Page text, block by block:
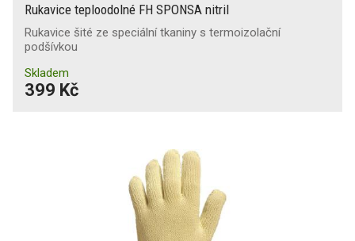
Rukavice teploodolné FH SPONSA nitril
Rukavice šité ze speciální tkaniny s termoizolační
podšívkou
Skladem
399 Kč